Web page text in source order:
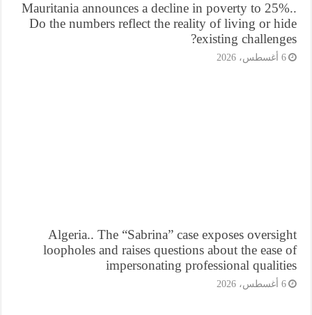
Mauritania announces a decline in poverty to
Do the numbers reflect the reality of living or
existing
Algeria.. The “Sabrina” case exposes
loopholes and raises questions about the
impersonating professional